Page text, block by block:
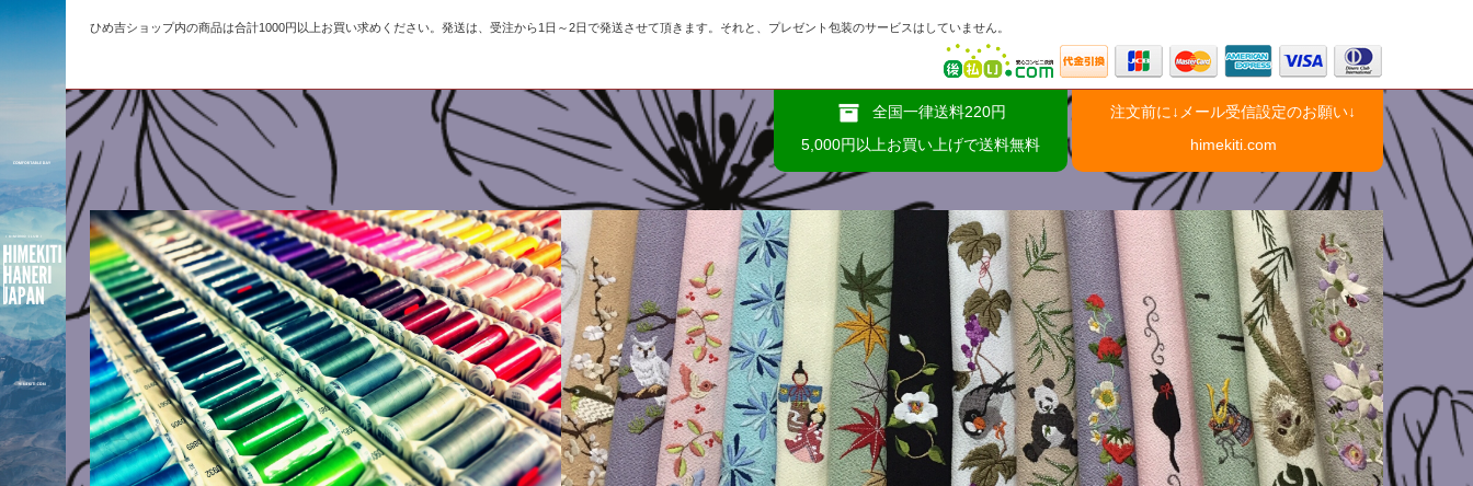
ひめ吉ショップ内の商品は合計1000円以上お買い求めください。発送は、受注から1日～2日で発送させて頂きます。それと、プレゼント包装のサービスはしていません。
全国一律送料220円
5,000円以上お買い上げで送料無料
注文前に↓メール受信設定のお願い↓
himekiti.com